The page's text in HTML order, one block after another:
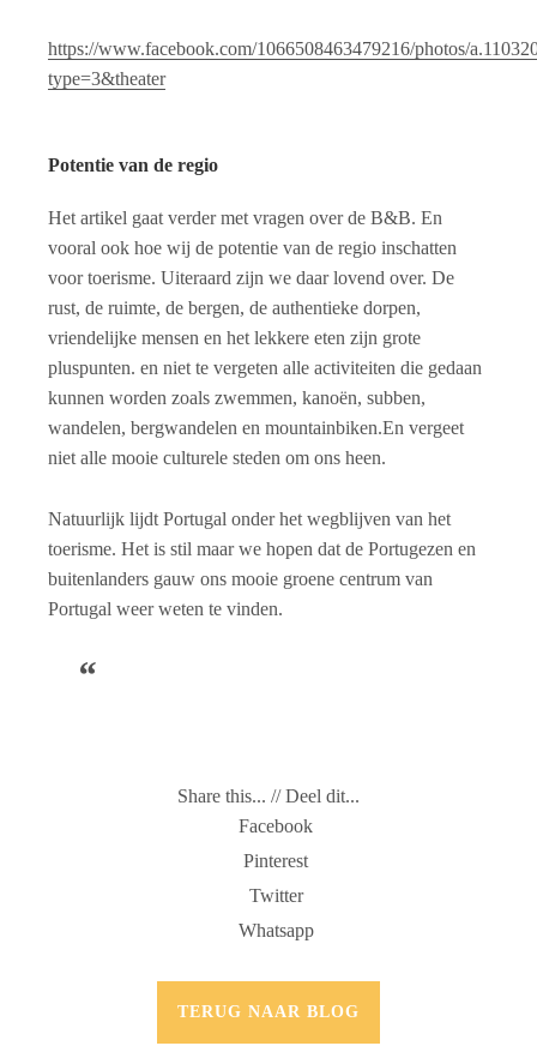
https://www.facebook.com/1066508463479216/photos/
type=3&theater
Potentie van de regio
Het artikel gaat verder met vragen over de B&B. En
vooral ook hoe wij de potentie van de regio inschatten
voor toerisme. Uiteraard zijn we daar lovend over. De
rust, de ruimte, de bergen, de authentieke dorpen,
vriendelijke mensen en het lekkere eten zijn grote
pluspunten. en niet te vergeten alle activiteiten die gedaan
kunnen worden zoals zwemmen, kanoën, subben,
wandelen, bergwandelen en mountainbiken.En vergeet
niet alle mooie culturele steden om ons heen.
Natuurlijk lijdt Portugal onder het wegblijven van het
toerisme. Het is stil maar we hopen dat de Portugezen en
buitenlanders gauw ons mooie groene centrum van
Portugal weer weten te vinden.
Share this... // Deel dit...
Facebook
Pinterest
Twitter
Whatsapp
TERUG NAAR BLOG